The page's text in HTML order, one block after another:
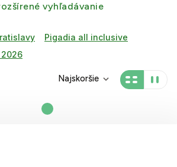
vyhľadávanie
Pigadia all inclusive
Najskoršie